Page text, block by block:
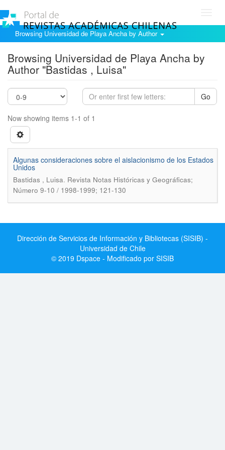
Browsing Universidad de Playa Ancha by Author
Browsing Universidad de Playa Ancha by
Author "Bastidas , Luisa"
Go
Now showing items 1-1 of 1
Algunas consideraciones sobre el aislacionismo de los Estados
Unidos
Bastidas , Luisa. Revista Notas Históricas y Geográficas;
Número 9-10 / 1998-1999; 121-130
Dirección de Servicios de Información y Bibliotecas (SISIB) -
Universidad de Chile
© 2019 Dspace - Modificado por SISIB